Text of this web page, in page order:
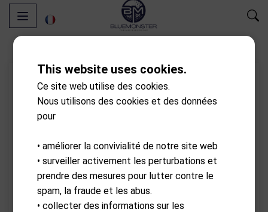
This website uses cookies.
Ce site web utilise des cookies.
Nous utilisons des cookies et des données
pour
• améliorer la convivialité de notre site web
• surveiller activement les perturbations et
prendre des mesures pour lutter contre le
spam, la fraude et les abus.
• collecter des informations sur les